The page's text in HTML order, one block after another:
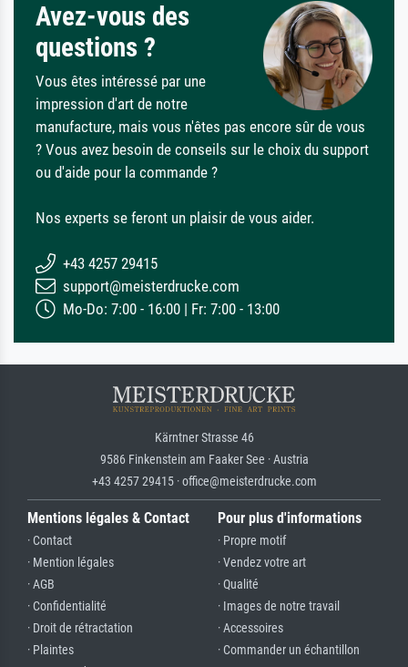
Avez-vous des
questions ?
Vous êtes intéressé par une
impression d'art de notre
manufacture, mais vous n'êtes pas encore sûr de vous
? Vous avez besoin de conseils sur le choix du support
ou d'aide pour la commande ?
Nos experts se feront un plaisir de vous aider.
+43 4257 29415
support@meisterdrucke.com
Mo-Do: 7:00 - 16:00 | Fr: 7:00 - 13:00
Kärntner Strasse 46
9586 Finkenstein am Faaker See · Austria
+43 4257 29415 · office@meisterdrucke.com
Mentions légales & Contact
· Contact
· Mention légales
· AGB
· Confidentialité
· Droit de rétractation
· Plaintes
Pour plus d'informations
· Propre motif
· Vendez votre art
· Qualité
· Images de notre travail
· Accessoires
· Commander un échantillon